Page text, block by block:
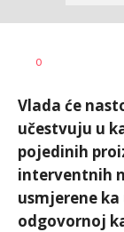
AUTOR
0
Vlada će
učestvuju u
pojedinih
interventnih
usmjerene
odgovornoj